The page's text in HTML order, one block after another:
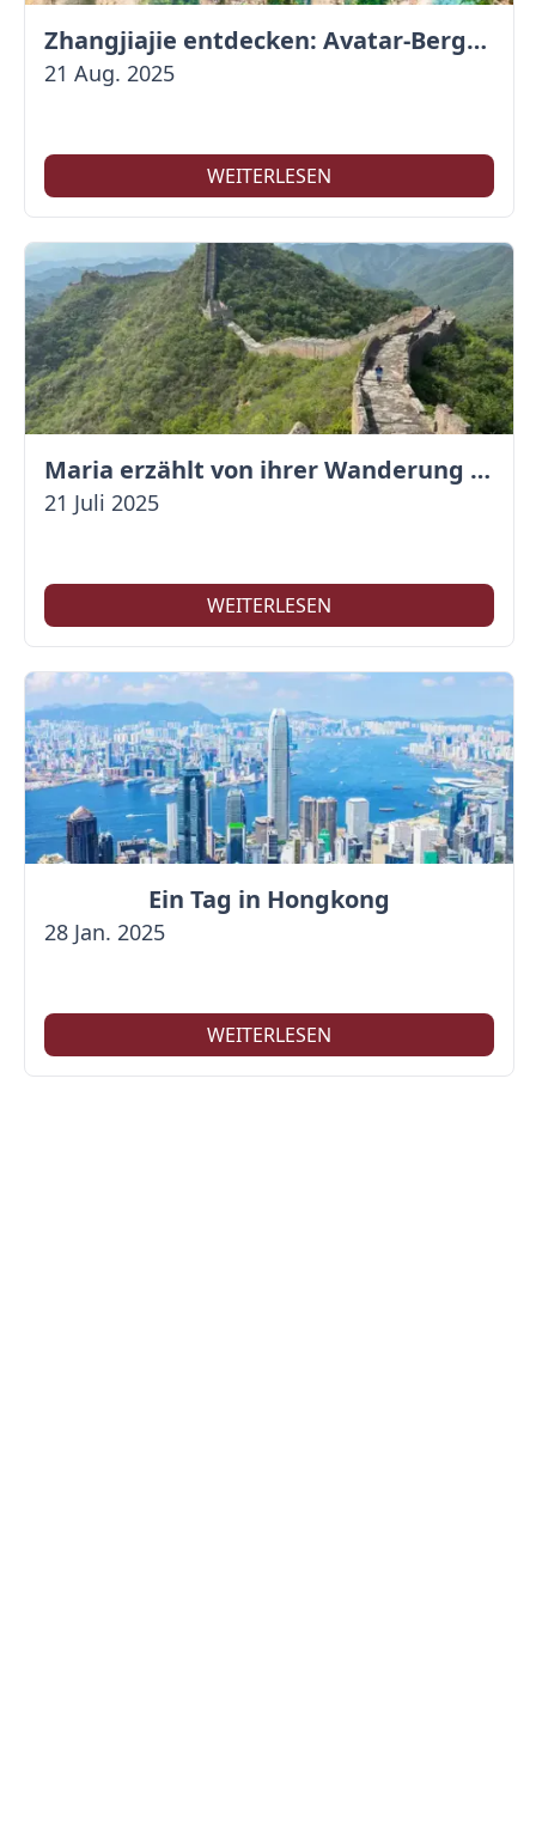
Zhangjiajie entdecken: Avatar-Berge & Altstadt von Fenghuang
21 Aug. 2025
WEITERLESEN
Maria erzählt von ihrer Wanderung auf der Großen Mauer
21 Juli 2025
WEITERLESEN
Ein Tag in Hongkong
28 Jan. 2025
WEITERLESEN